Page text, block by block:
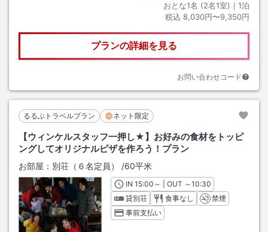
おとな1名 (2名1室)｜ 1泊
税込 8,030円〜9,350円
プランの詳細を見る
お問い合わせコード
るるぶトラベルプラン ネット限定
【ウィンケルスタッフ一押し★】お好みの食材をトッピ
ングしてオリジナルピザを作ろう！プラン
お部屋： 別荘（６名定員） /60平米
INチェックイン
15:00 ～ | OUT チェックアウト
～10:30
貸別荘
食事なし
禁煙
事前支払い